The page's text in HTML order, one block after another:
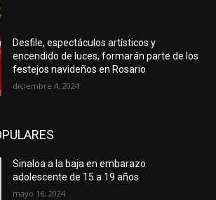
Desfile, espectáculos artísticos y
encendido de luces, formarán parte de los
festejos navideños en Rosario
diciembre 4, 2024
Sinaloa a la baja en embarazo
adolescente de 15 a 19 años
mayo 16, 2024